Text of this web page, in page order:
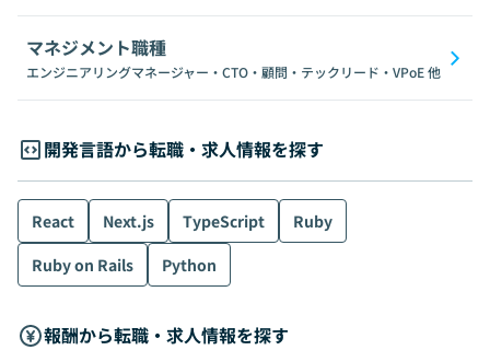
マネジメント職種
エンジニアリングマネージャー・CTO・顧問・テックリード・VPoE他
開発言語から転職・求人情報を探す
React Next.js TypeScript
Ruby
Ruby on Rails
Python
報酬から転職・求人情報を探す